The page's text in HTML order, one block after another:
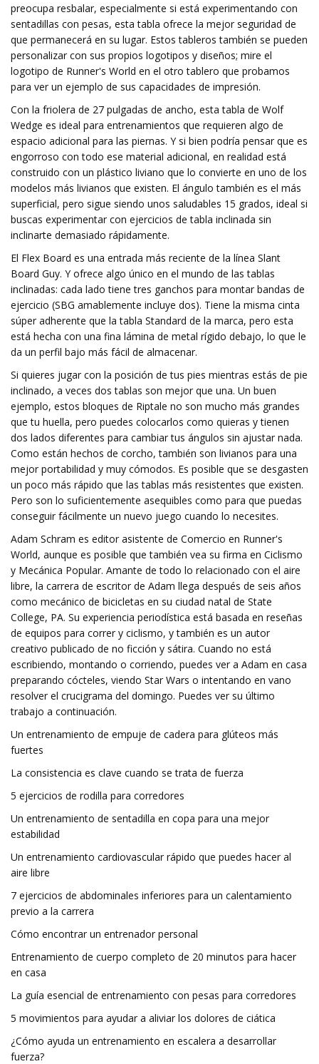
preocupa resbalar, especialmente si está experimentando con
sentadillas con pesas, esta tabla ofrece la mejor seguridad de
que permanecerá en su lugar. Estos tableros también se pueden
personalizar con sus propios logotipos y diseños; mire el
logotipo de Runner's World en el otro tablero que probamos
para ver un ejemplo de sus capacidades de impresión.
Con la friolera de 27 pulgadas de ancho, esta tabla de Wolf
Wedge es ideal para entrenamientos que requieren algo de
espacio adicional para las piernas. Y si bien podría pensar que es
engorroso con todo ese material adicional, en realidad está
construido con un plástico liviano que lo convierte en uno de los
modelos más livianos que existen. El ángulo también es el más
superficial, pero sigue siendo unos saludables 15 grados, ideal si
buscas experimentar con ejercicios de tabla inclinada sin
inclinarte demasiado rápidamente.
El Flex Board es una entrada más reciente de la línea Slant
Board Guy. Y ofrece algo único en el mundo de las tablas
inclinadas: cada lado tiene tres ganchos para montar bandas de
ejercicio (SBG amablemente incluye dos). Tiene la misma cinta
súper adherente que la tabla Standard de la marca, pero esta
está hecha con una fina lámina de metal rígido debajo, lo que le
da un perfil bajo más fácil de almacenar.
Si quieres jugar con la posición de tus pies mientras estás de pie
inclinado, a veces dos tablas son mejor que una. Un buen
ejemplo, estos bloques de Riptale no son mucho más grandes
que tu huella, pero puedes colocarlos como quieras y tienen
dos lados diferentes para cambiar tus ángulos sin ajustar nada.
Como están hechos de corcho, también son livianos para una
mejor portabilidad y muy cómodos. Es posible que se desgasten
un poco más rápido que las tablas más resistentes que existen.
Pero son lo suficientemente asequibles como para que puedas
conseguir fácilmente un nuevo juego cuando lo necesites.
Adam Schram es editor asistente de Comercio en Runner's
World, aunque es posible que también vea su firma en Ciclismo
y Mecánica Popular. Amante de todo lo relacionado con el aire
libre, la carrera de escritor de Adam llega después de seis años
como mecánico de bicicletas en su ciudad natal de State
College, PA. Su experiencia periodística está basada en reseñas
de equipos para correr y ciclismo, y también es un autor
creativo publicado de no ficción y sátira. Cuando no está
escribiendo, montando o corriendo, puedes ver a Adam en casa
preparando cócteles, viendo Star Wars o intentando en vano
resolver el crucigrama del domingo. Puedes ver su último
trabajo a continuación.
Un entrenamiento de empuje de cadera para glúteos más
fuertes
La consistencia es clave cuando se trata de fuerza
5 ejercicios de rodilla para corredores
Un entrenamiento de sentadilla en copa para una mejor
estabilidad
Un entrenamiento cardiovascular rápido que puedes hacer al
aire libre
7 ejercicios de abdominales inferiores para un calentamiento
previo a la carrera
Cómo encontrar un entrenador personal
Entrenamiento de cuerpo completo de 20 minutos para hacer
en casa
La guía esencial de entrenamiento con pesas para corredores
5 movimientos para ayudar a aliviar los dolores de ciática
¿Cómo ayuda un entrenamiento en escalera a desarrollar
fuerza?